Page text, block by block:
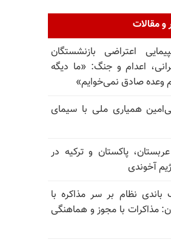
و مقالات
اعتراضی بازنشستگان
اعدام و جنگ: «ما دیگه
وعده صادق نمی‌خوایم»
همیاری ملی با سیمای
پاکستان و ترکیه در
آخوندی
باندی نظام بر سر مذاکره با
مذاکرات با مجوز و هماهنگی